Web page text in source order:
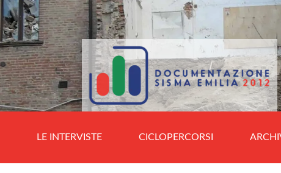
LE INTERVISTE CICLOPERCORSI